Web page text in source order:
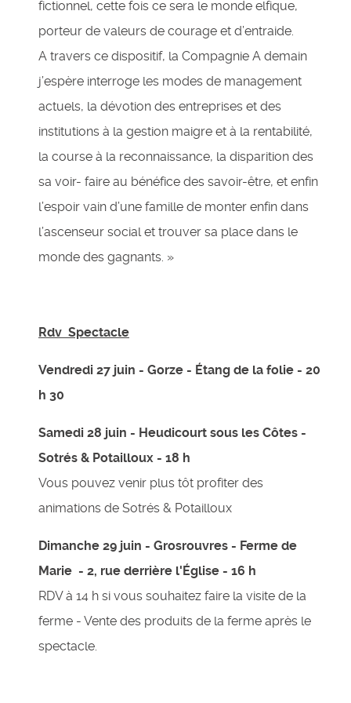
fictionnel, cette fois ce sera le monde elfique,
porteur de valeurs de courage et d’entraide.
A travers ce dispositif, la Compagnie A demain
j’espère interroge les modes de management
actuels, la dévotion des entreprises et des
institutions à la gestion maigre et à la rentabilité,
la course à la reconnaissance, la disparition des
sa voir- faire au bénéfice des savoir-être, et enfin
l’espoir vain d’une famille de monter enfin dans
l’ascenseur social et trouver sa place dans le
monde des gagnants. »
Rdv Spectacle
Vendredi 27 juin - Gorze - Étang de la folie - 20
h 30
Samedi 28 juin - Heudicourt sous les Côtes -
Sotrés & Potailloux - 18 h
Vous pouvez venir plus tôt profiter des
animations de Sotrés & Potailloux
Dimanche 29 juin - Grosrouvres - Ferme de
Marie - 2, rue derrière l'Église - 16 h
RDV à 14 h si vous souhaitez faire la visite de la
ferme - Vente des produits de la ferme après le
spectacle.